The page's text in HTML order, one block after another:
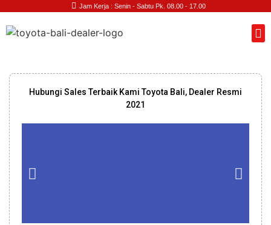
Jam Kerja : Senin - Sabtu Pk. 08.00 - 17.00
Hubungi Sales Terbaik Kami Toyota Bali, Dealer Resmi
2021